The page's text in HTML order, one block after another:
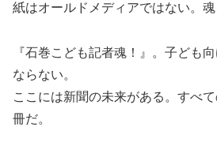
紙はオールドメディアではない。魂
『石巻こども記者魂！』。子ども
ならない。
ここには新聞の未来がある。すべ
冊だ。